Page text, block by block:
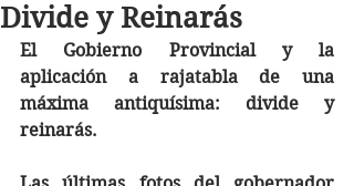
Divide y Reinarás
El Gobierno Provincial y la
aplicación a rajatabla de una
máxima antiquísima: divide y
reinarás.